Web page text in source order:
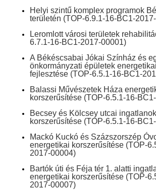
Helyi szintű komplex programok
területén (TOP-6.9.1-16-BC1-
Leromlott városi területek
6.7.1-16-BC1-2017-00001)
A Békéscsabai Jókai Színház és
önkormányzati épületek energetikai
fejlesztése (TOP-6.5.1-16-BC1-
Balassi Művészetek Háza
korszerűsítése (TOP-6.5.1-16-
Becsey és Kölcsey utcai
korszerűsítése (TOP-6.5.1-16-
Mackó Kuckó és Százszorszép
energetikai korszerűsítése (TOP-
2017-00004)
Bartók úti és Féja tér 1. alatti
energetikai korszerűsítése (TOP-
2017-00007)